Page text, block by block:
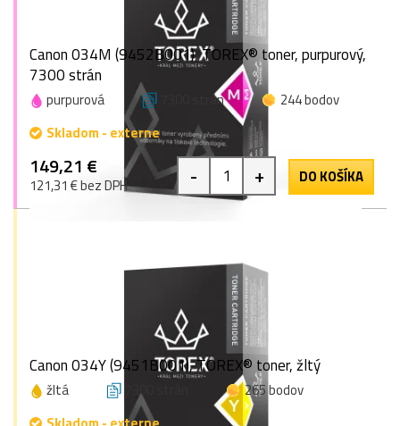
Canon 034M (9452B001), TOREX® toner, purpurový,
7300 strán
purpurová 7300 strán
244 bodov
Skladom - externe
149,21 €
121,31 € bez DPH - + DO KOŠÍKA
Canon 034Y (9451B001), TOREX® toner, žltý
žltá 7300 strán
265 bodov